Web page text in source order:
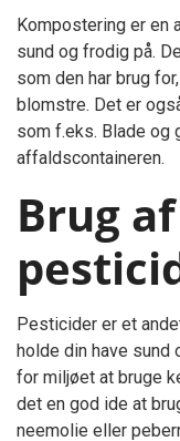
Kompostering er en
sund og frodig på.
som den har brug
blomstre. Det er
som f.eks. Blade og
affaldscontaineren.
Brug
Pesticider er et
holde din have
for miljøet at bruge
det en god ide at
neemolie eller